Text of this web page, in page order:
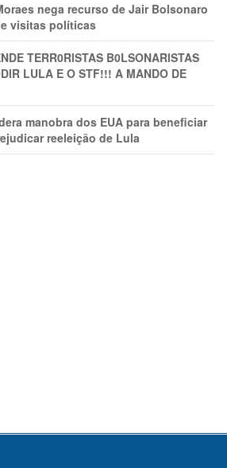
nega recurso de Jair Bolsonaro
visitas políticas
TERR0RlSTAS B0LSONARlSTAS
LULA E O STF!!! A MANDO DE
manobra dos EUA para beneficiar
reeleição de Lula